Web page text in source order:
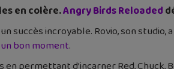
en colère.Angry Birds Reloaded
incroyable. Rovio, son studio,
un bon moment.